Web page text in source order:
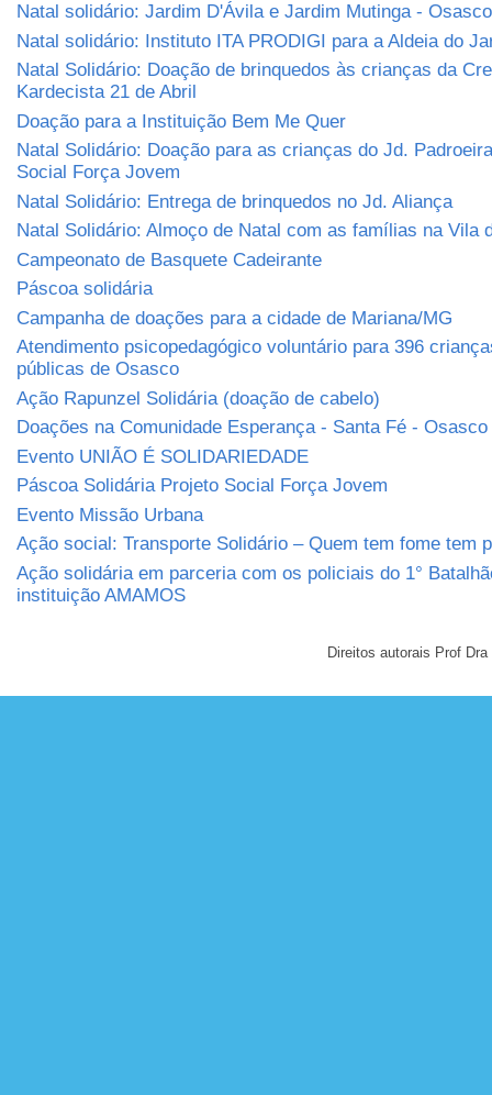
Natal solidário: Jardim D'Ávila e Jardim Mutinga - Osasco
Natal solidário: Instituto ITA PRODIGI para a Aldeia do
Natal Solidário: Doação de brinquedos às crianças da
Kardecista 21 de Abril
Doação para a Instituição Bem Me Quer
Natal Solidário: Doação para as crianças do Jd.
Social Força Jovem
Natal Solidário: Entrega de brinquedos no Jd. Aliança
Natal Solidário: Almoço de Natal com as famílias na Vila
Campeonato de Basquete Cadeirante
Páscoa solidária
Campanha de doações para a cidade de Mariana/MG
Atendimento psicopedagógico voluntário para 396
públicas de Osasco
Ação Rapunzel Solidária (doação de cabelo)
Doações na Comunidade Esperança - Santa Fé - Osasco
Evento UNIÃO É SOLIDARIEDADE
Páscoa Solidária Projeto Social Força Jovem
Evento Missão Urbana
Ação social: Transporte Solidário – Quem tem fome tem
Ação solidária em parceria com os policiais do 1°
instituição AMAMOS
Direitos autorais Prof